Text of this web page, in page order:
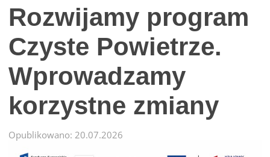
Rozwijamy program
Czyste Powietrze.
Wprowadzamy
korzystne zmiany
Opublikowano: 20.07.2026